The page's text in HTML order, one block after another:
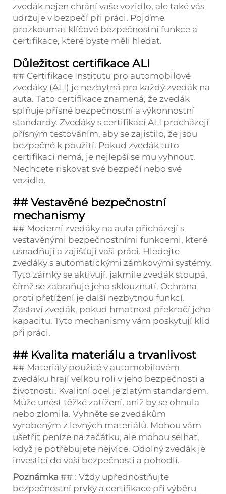
zvedák nejen chrání vaše vozidlo, ale také vás
udržuje v bezpečí při práci. Pojďme
prozkoumat klíčové bezpečnostní funkce a
certifikace, které byste měli hledat.
Důležitost certifikace ALI
## Certifikace Institutu pro automobilové
zvedáky (ALI) je nezbytná pro každý zvedák na
auta. Tato certifikace znamená, že zvedák
splňuje přísné bezpečnostní a výkonnostní
standardy. Zvedáky s certifikací ALI procházejí
přísným testováním, aby se zajistilo, že jsou
bezpečné k použití. Pokud zvedák tuto
certifikaci nemá, je nejlepší se mu vyhnout.
Nechcete riskovat své bezpečí nebo své
vozidlo.
## Vestavěné bezpečnostní
mechanismy
## Moderní zvedáky na auta přicházejí s
vestavěnými bezpečnostními funkcemi, které
usnadňují a zajišťují vaši práci. Hledejte
zvedáky s automatickými zámkovými systémy.
Tyto zámky se aktivují, jakmile zvedák stoupá,
čímž se zabraňuje jeho sklouznutí. Ochrana
proti přetížení je další nezbytnou funkcí.
Zastaví zvedák, pokud hmotnost překročí jeho
kapacitu. Tyto mechanismy vám poskytují klid
při práci.
## Kvalita materiálu a trvanlivost
## Materiály použité v automobilovém
zvedáku hrají velkou roli v jeho bezpečnosti a
životnosti. Kvalitní ocel je zlatým standardem.
Může unést těžké zatížení, aniž by se ohnula
nebo zlomila. Vyhněte se zvedákům
vyrobeným z levných materiálů. Mohou vám
ušetřit peníze na začátku, ale mohou selhat,
když je potřebujete nejvíce. Odolný zvedák je
investicí do vaší bezpečnosti a pohodlí.
Poznámka ## : Vždy upřednostňujte
bezpečnostní prvky a certifikace při výběru